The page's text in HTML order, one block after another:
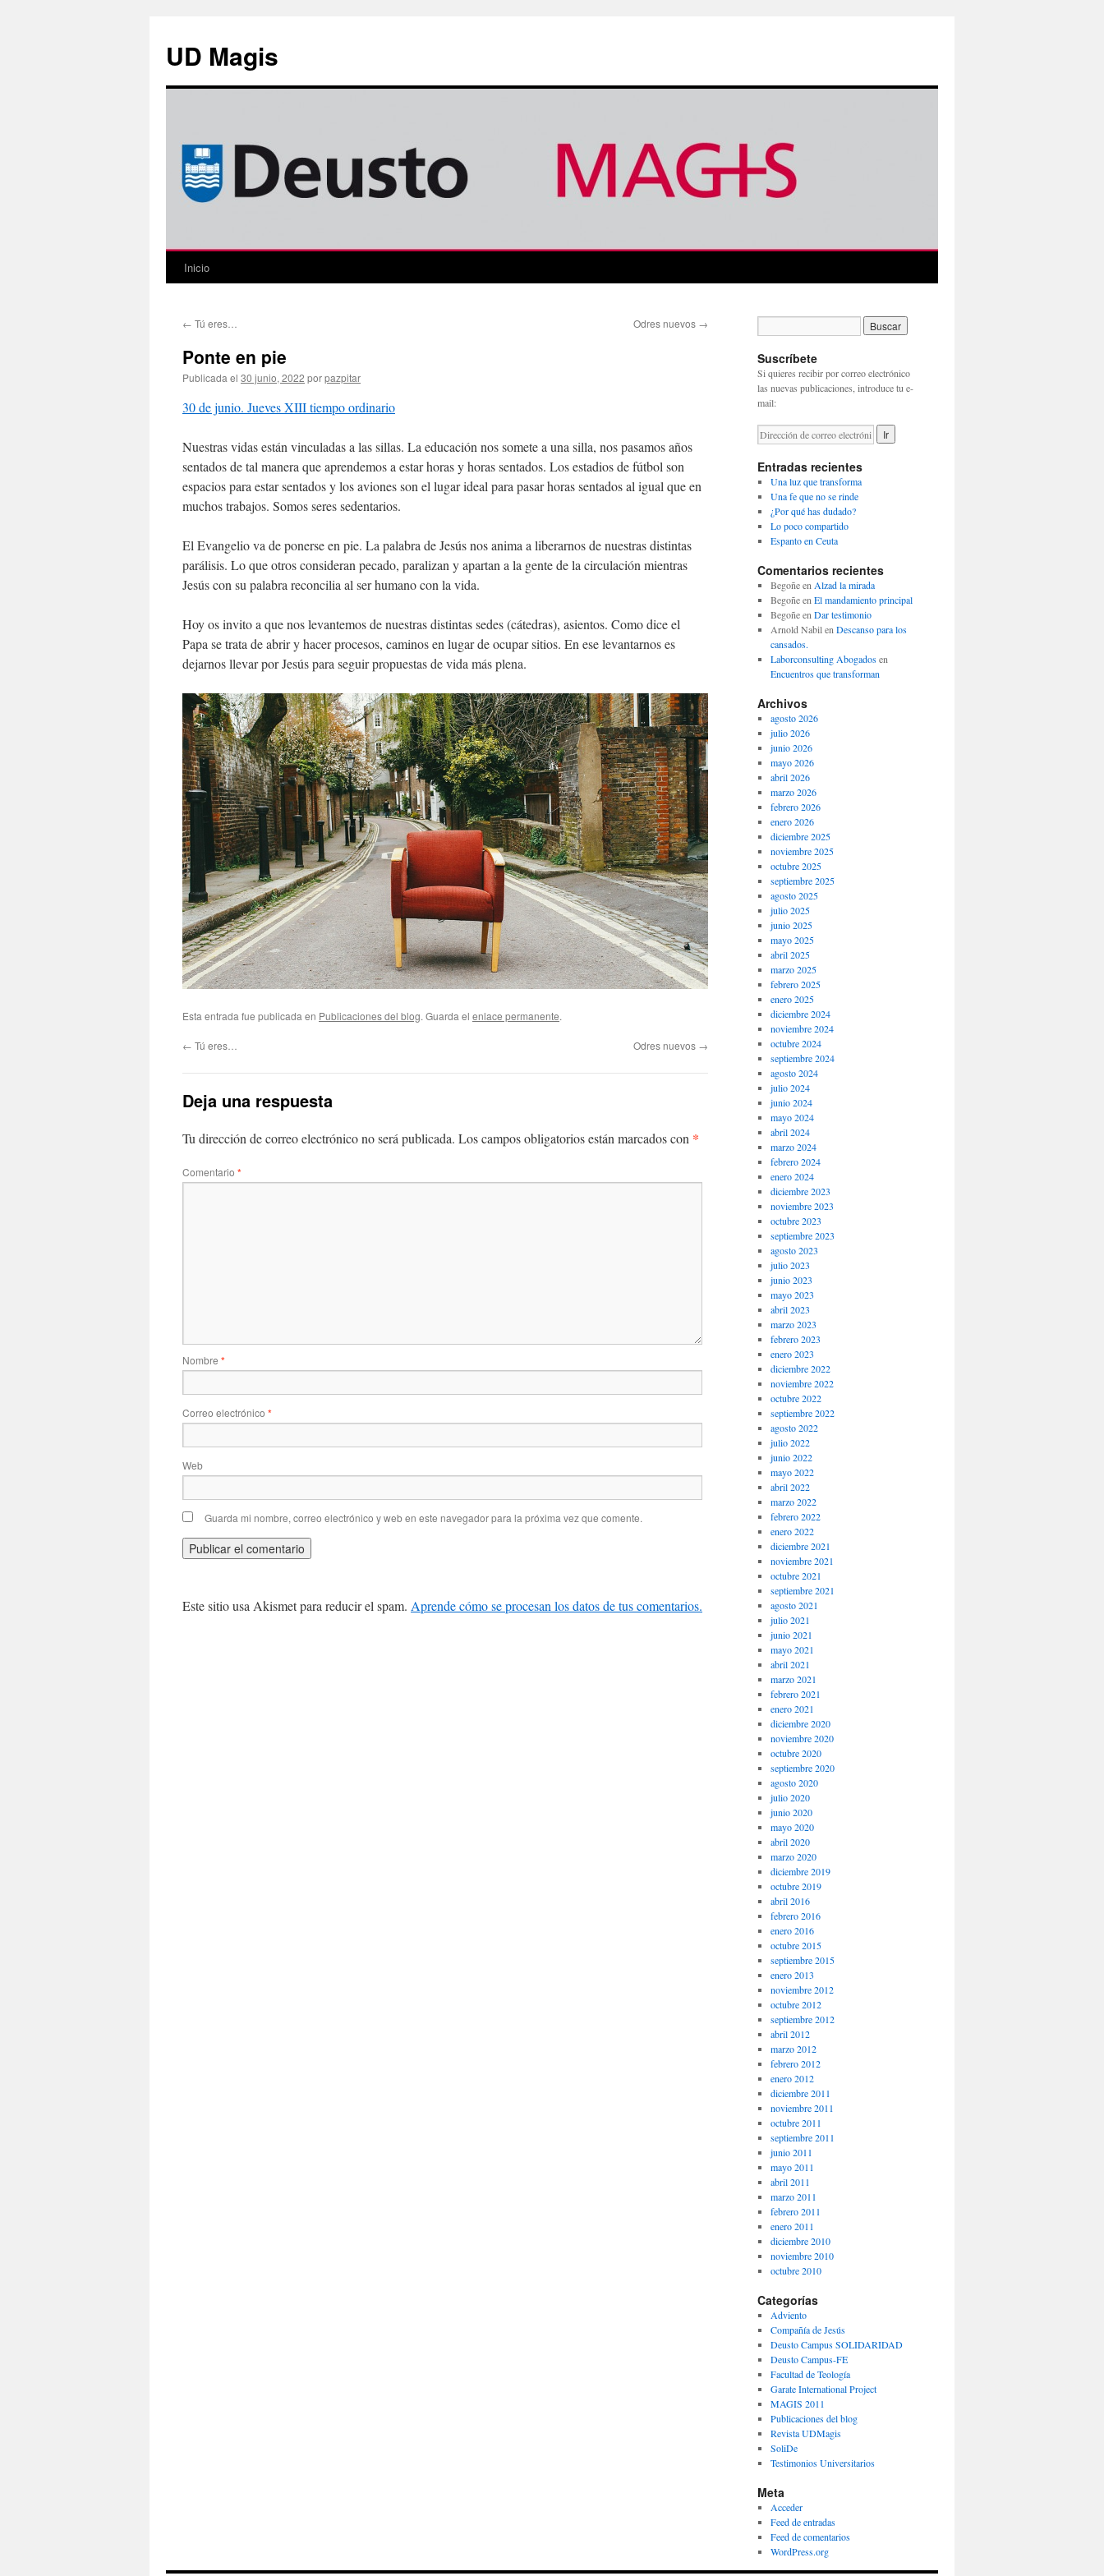
contenido
UD Magis
Inicio
← Tú eres… Odres nuevos →
Ponte en pie
Publicada el 30 junio, 2022 porpazpitar
30 de junio. Jueves XIII tiempo ordinario
Nuestras vidas están vinculadas a las sillas. La educación nos somete a una silla, nos pasamos años
sentados de tal manera que aprendemos a estar horas y horas sentados. Los estadios de fútbol son
espacios para estar sentados y los aviones son el lugar ideal para pasar horas sentados al igual que en
muchos trabajos. Somos seres sedentarios.
El Evangelio va de ponerse en pie. La palabra de Jesús nos anima a liberarnos de nuestras distintas
parálisis. Lo que otros consideran pecado, paralizan y apartan a la gente de la circulación mientras
Jesús con su palabra reconcilia al ser humano con la vida.
Hoy os invito a que nos levantemos de nuestras distintas sedes (cátedras), asientos. Como dice el
Papa se trata de abrir y hacer procesos, caminos en lugar de ocupar sitios. En ese levantarnos es
dejarnos llevar por Jesús para seguir propuestas de vida más plena.
Esta entrada fue publicada en Publicaciones del blog. Guarda el enlace permanente.
← Tú eres… Odres nuevos →
Deja una respuesta
Tu dirección de correo electrónico no será publicada. Los campos obligatorios están marcados con *
Comentario *
Nombre *
Correo electrónico *
Web
Guarda mi nombre, correo electrónico y web en este navegador para la próxima vez que comente.
Este sitio usa Akismet para reducir el spam. Aprende cómo se procesan los datos de tus comentarios.
Suscríbete
Si quieres recibir por correo electrónico
las nuevas publicaciones, introduce tu e-
mail:
Entradas recientes
Una luz que transforma
Una fe que no se rinde
¿Por qué has dudado?
Lo poco compartido
Espanto en Ceuta
Comentarios recientes
Begoñeen Alzad la mirada
Begoñeen El mandamiento principal
Begoñeen Dar testimonio
Arnold Nabilen Descanso para los
cansados.
Laborconsulting Abogadosen
Encuentros que transforman
Archivos
agosto 2026
julio 2026
junio 2026
mayo 2026
abril 2026
marzo 2026
febrero 2026
enero 2026
diciembre 2025
noviembre 2025
octubre 2025
septiembre 2025
agosto 2025
julio 2025
junio 2025
mayo 2025
abril 2025
marzo 2025
febrero 2025
enero 2025
diciembre 2024
noviembre 2024
octubre 2024
septiembre 2024
agosto 2024
julio 2024
junio 2024
mayo 2024
abril 2024
marzo 2024
febrero 2024
enero 2024
diciembre 2023
noviembre 2023
octubre 2023
septiembre 2023
agosto 2023
julio 2023
junio 2023
mayo 2023
abril 2023
marzo 2023
febrero 2023
enero 2023
diciembre 2022
noviembre 2022
octubre 2022
septiembre 2022
agosto 2022
julio 2022
junio 2022
mayo 2022
abril 2022
marzo 2022
febrero 2022
enero 2022
diciembre 2021
noviembre 2021
octubre 2021
septiembre 2021
agosto 2021
julio 2021
junio 2021
mayo 2021
abril 2021
marzo 2021
febrero 2021
enero 2021
diciembre 2020
noviembre 2020
octubre 2020
septiembre 2020
agosto 2020
julio 2020
junio 2020
mayo 2020
abril 2020
marzo 2020
diciembre 2019
octubre 2019
abril 2016
febrero 2016
enero 2016
octubre 2015
septiembre 2015
enero 2013
noviembre 2012
octubre 2012
septiembre 2012
abril 2012
marzo 2012
febrero 2012
enero 2012
diciembre 2011
noviembre 2011
octubre 2011
septiembre 2011
junio 2011
mayo 2011
abril 2011
marzo 2011
febrero 2011
enero 2011
diciembre 2010
noviembre 2010
octubre 2010
Categorías
Adviento
Compañía de Jesús
Deusto Campus SOLIDARIDAD
Deusto Campus-FE
Facultad de Teología
Garate International Project
MAGIS 2011
Publicaciones del blog
Revista UDMagis
SoliDe
Testimonios Universitarios
Meta
Acceder
Feed de entradas
Feed de comentarios
WordPress.org